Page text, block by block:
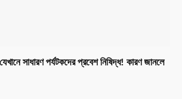
সাধারণ পর্যটকদের প্রবেশ নিষিদ্ধ! কারণ জানলে